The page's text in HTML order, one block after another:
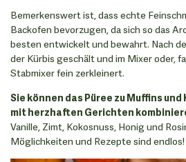
Bemerkenswert ist, dass echte
Backofen bevorzugen, da sich so das
besten entwickelt und bewahrt. Nach
der Kürbis geschält und im Mixer oder,
Stabmixer fein zerkleinert.
Sie können das Püree zu Muffins
mit herzhaften Gerichten
Vanille, Zimt, Kokosnuss, Honig und
Möglichkeiten und Rezepte sind endlos!